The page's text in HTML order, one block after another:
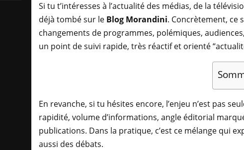
Si tu t’intéresses à l’actualité des médias, de la
déjà tombé sur le Blog Morandini. Concrètement, ce
changements de programmes, polémiques,
un point de suivi rapide, très réactif et orienté
En revanche, si tu hésites encore, l’enjeu n’est pas
rapidité, volume d’informations, angle éditorial
publications. Dans la pratique, c’est ce mélange qui
aussi des débats.